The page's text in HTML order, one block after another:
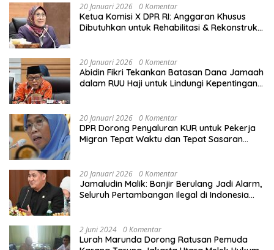
20 Januari 2026 0 Komentar
Ketua Komisi X DPR RI: Anggaran Khusus
Dibutuhkan untuk Rehabilitasi & Rekonstruksi
20 Januari 2026 0 Komentar
Abidin Fikri Tekankan Batasan Dana Jamaah
dalam RUU Haji untuk Lindungi Kepentingan
20 Januari 2026 0 Komentar
DPR Dorong Penyaluran KUR untuk Pekerja
Migran Tepat Waktu dan Tepat Sasaran
20 Januari 2026 0 Komentar
Jamaludin Malik: Banjir Berulang Jadi Alarm,
Seluruh Pertambangan Ilegal di Indonesia
2 Juni 2024 0 Komentar
Lurah Marunda Dorong Ratusan Pemuda